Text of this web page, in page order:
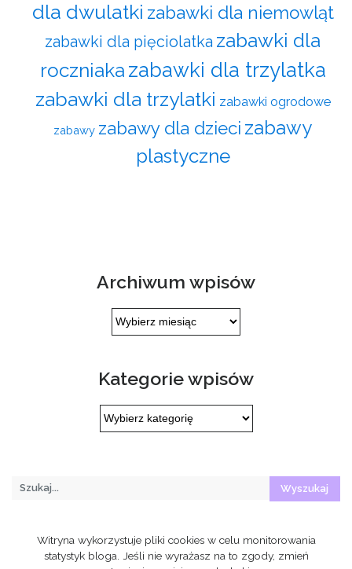
dla dwulatki zabawki dla niemowląt
zabawki dla pięciolatka zabawki dla
roczniaka zabawki dla trzylatka
zabawki dla trzylatki zabawki ogrodowe
zabawy zabawy dla dzieci zabawy
plastyczne
Archiwum wpisów
Kategorie wpisów
Witryna wykorzystuje pliki cookies w celu monitorowania
statystyk bloga. Jeśli nie wyrażasz na to zgody, zmień